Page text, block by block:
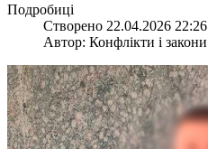
Подробиці
Створено 22.04.2026 22:26
Автор: Конфлікти і закони